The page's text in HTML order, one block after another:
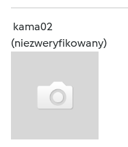
kama02
(niezweryfikowany)